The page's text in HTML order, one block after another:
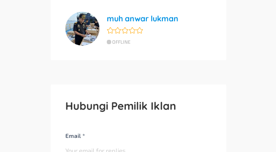
muh anwar lukman
OFFLINE
Hubungi Pemilik Iklan
Email *